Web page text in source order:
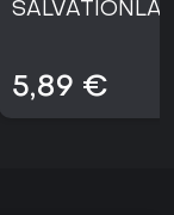
5,89 €